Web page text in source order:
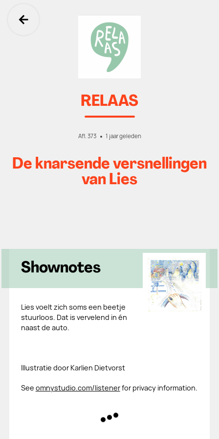
Ga terug
RELAAS
Afl. 373 1 jaar geleden
De knarsende versnellingen
van Lies
Shownotes
Lies voelt zich soms een beetje
stuurloos. Dat is vervelend in én
naast de auto.
Illustratie door Karlien Dietvorst
See omnystudio.com/listenerfor privacy information.